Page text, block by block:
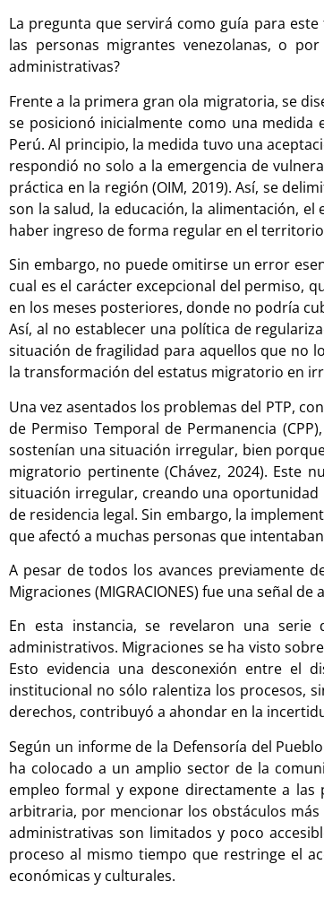
La pregunta que servirá como guía para
las personas migrantes venezolanas, o
administrativas?
Frente a la primera gran ola migratoria, se
se posicionó inicialmente como una medida
Perú. Al principio, la medida tuvo una
respondió no solo a la emergencia de
práctica en la región (OIM, 2019). Así, se
son la salud, la educación, la alimentación,
haber ingreso de forma regular en el
Sin embargo, no puede omitirse un error
cual es el carácter excepcional del permiso,
en los meses posteriores, donde no podría
Así, al no establecer una política de
situación de fragilidad para aquellos que no
la transformación del estatus migratorio en
Una vez asentados los problemas del PTP,
de Permiso Temporal de Permanencia
sostenían una situación irregular, bien
migratorio pertinente (Chávez, 2024). Este
situación irregular, creando una
de residencia legal. Sin embargo, la
que afectó a muchas personas que
A pesar de todos los avances previamente
Migraciones (MIGRACIONES) fue una señal de
En esta instancia, se revelaron una
administrativos. Migraciones se ha visto
Esto evidencia una desconexión entre el
institucional no sólo ralentiza los procesos,
derechos, contribuyó a ahondar en la
Según un informe de la Defensoría del
ha colocado a un amplio sector de la
empleo formal y expone directamente a
arbitraria, por mencionar los obstáculos
administrativas son limitados y poco
proceso al mismo tiempo que restringe el
económicas y culturales.